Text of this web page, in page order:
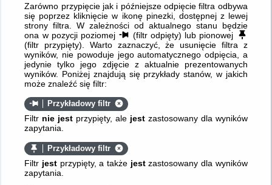
Zarówno przypięcie jak i późniejsze odpięcie filtra odbywa
się poprzez kliknięcie w ikonę pinezki, dostępnej z lewej
strony filtra. W zależności od aktualnego stanu będzie
ona w pozycji poziomej
(filtr odpięty) lub pionowej
(filtr przypięty). Warto zaznaczyć, że usunięcie filtra z
wyników, nie powoduje jego automatycznego odpięcia, a
jedynie tylko jego zdjęcie z aktualnie prezentowanych
wyników. Poniżej znajdują się przykłady stanów, w jakich
może znaleźć się filtr:
Przykładowy filtr
Filtr nie jest przypięty, ale jestzastosowany dla wyników
zapytania.
Przykładowy filtr
Filtr jest przypięty, a także jestzastosowany dla wyników
zapytania.